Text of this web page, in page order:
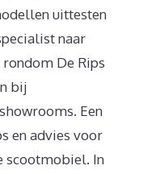
uittesten
naar
De Rips
bij
Een
en advies voor
scootmobiel. In